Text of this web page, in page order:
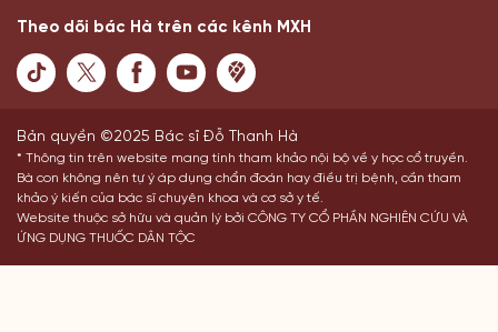
Theo dõi bác Hà trên các kênh MXH
Bản quyền ©2025 Bác sĩ Đỗ Thanh Hà
* Thông tin trên website mang tính tham khảo nội bộ về y học cổ truyền.
Bà con không nên tự ý áp dụng chẩn đoán hay điều trị bệnh, cần tham
khảo ý kiến của bác sĩ chuyên khoa và cơ sở y tế.
Website thuộc sở hữu và quản lý bởi CÔNG TY CỔ PHẦN NGHIÊN CỨU VÀ
ỨNG DỤNG THUỐC DÂN TỘC